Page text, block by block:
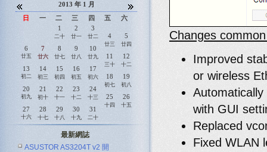
Changes
Improved
or wireless
with GUI
Replaced
Fixed WLAN
2013 年 1 月
日
一 二 三 四 五
六
1
二十
2
廿一
3
廿二 4
廿三
5
廿四
6
廿五
7
廿六
8
廿七
9
廿八
10
廿九 11
三十
12
十二
13
初二
14
初三
15
初四
16
初五
17
初六 18
初七
19
初八
20
初九
21
初十
22
十一
23
十二
24
十三 25
十四
26
十五
27
十六
28
十七
29
十八
30
十九
31
二十
最新網誌
ASUSTOR AS3204T v2 開